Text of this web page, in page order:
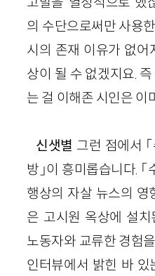
의 수단으로써만 사용
시의 존재 이유가 없어
상이 될 수 없겠지요.
는 걸 이해존 시인은 이
신샛별 그런 점에서
방」이 흥미롭습니다. 「
행상의 자살 뉴스의 영
은 고시원 옥상에 설
노동자와 교류한 경험
인터뷰에서 밝힌 바 있